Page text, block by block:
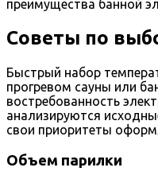
преимущества банной
Советы по
Быстрый набор
прогревом сауны или
востребованность
анализируются
свои приоритеты
Объем парилки